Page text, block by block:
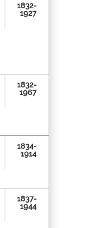
1832-
1927
1832-
1967
1834-
1914
1837-
1944